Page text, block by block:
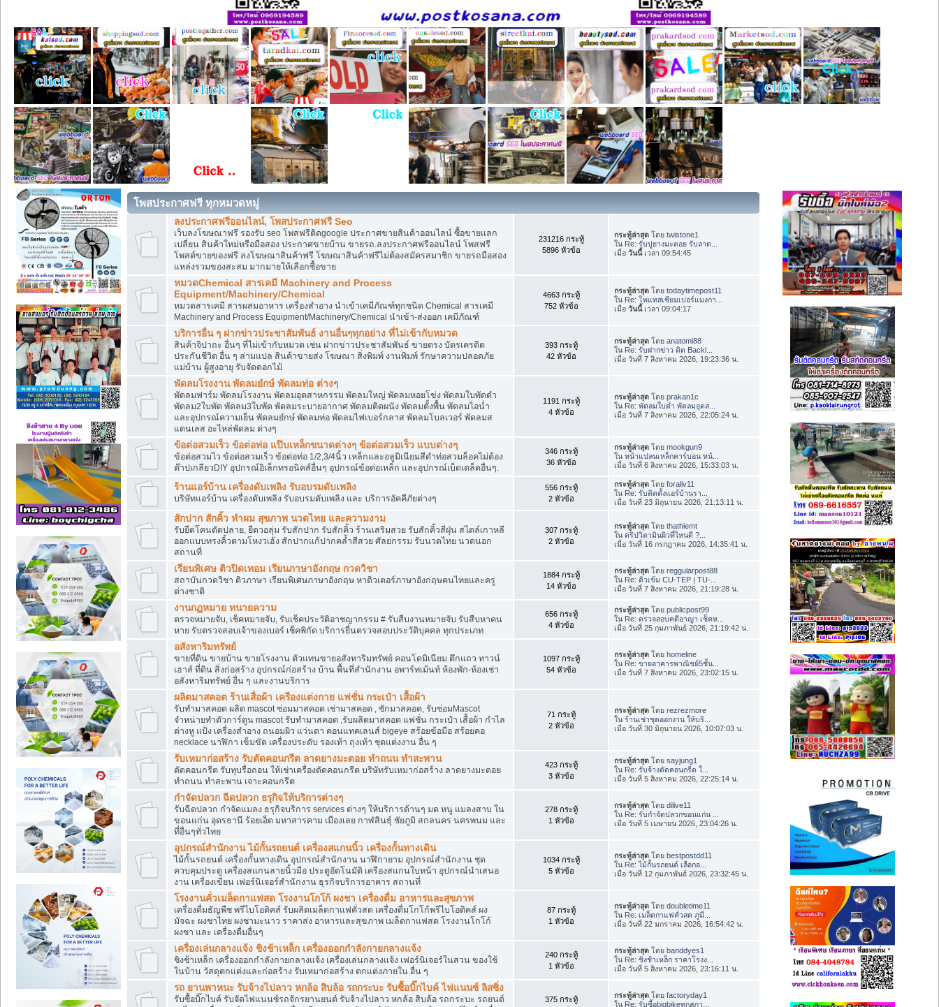
โพสประกาศฟรี ทุกหมวดหมู่
ลงประกาศฟรีออนไลน์, โพสประกาศฟรี Seo
เว็บลงโฆษณาฟรี รองรับ seo โพสฟรีติดgoogle ประกาศขายสินค้าออนไลน์ ซื้อขายแลก
เปลี่ยน สินค้าใหม่หรือมือสอง ประกาศขายบ้าน ขายรถ.ลงประกาศฟรีออนไลน์ โพสฟรี
โพสต์ขายของฟรี ลงโฆษณาสินค้าฟรี โฆษณาสินค้าฟรีไม่ต้องสมัครสมาชิก ขายรถมือสอง
แหล่งรวมของสะสม มากมายให้เลือกซื้อขาย
231216 กระทู้
5896 หัวข้อ
กระทู้ล่าสุด โดยtwistone1
ใน Re: รับปูยางมะตอย รับลาด...
เมื่อวันนี้เวลา 09:54:45
หมวดChemical สารเคมี Machinery and Process
Equipment/Machinery/Chemical
หมวดสารเคมี สารผสมอาหาร เครื่องสำอาง นำเข้าเคมีภัณฑ์ทุกชนิด Chemical สารเคมี
Machinery and Process Equipment/Machinery/Chemical นำเข้า-ส่งออก เคมีภัณฑ์
4663 กระทู้
752 หัวข้อ
กระทู้ล่าสุด โดยtodaytimepost11
ใน Re: โพแทสเซียมเปอร์แมงกา...
เมื่อวันนี้เวลา 09:04:17
บริการอื่น ๆ ฝากข่าวประชาสัมพันธ์ งานอื่นๆทุกอย่าง ที่ไม่เข้ากับหมวด
สินค้าจิปาถะ อื่นๆ ที่ไม่เข้ากับหมวด เช่น ฝากข่าวประชาสัมพันธ์ ขายตรง บัตรเครดิต
ประกันชีวิต อื่น ๆ ล่ามแปล สินค้าขายส่ง โฆษณา สิ่งพิมพ์ งานพิมพ์ รักษาความปลอดภัย
แม่บ้าน ผู้สูงอายุ รับจัดดอกไม้
393 กระทู้
42 หัวข้อ
กระทู้ล่าสุด โดยanatomi88
ใน Re: รับฝากข่าว ติด Backl...
เมื่อ วันที่ 7 สิงหาคม 2026, 19:23:36 น.
พัดลมโรงงาน พัดลมยํกษ์ พัดลมท่อ ต่างๆ
พัดลมฟาร์ม พัดลมโรงงาน พัดลมอุตสาหกรรม พัดลมใหญ่ พัดลมหอยโข่ง พัดลมใบพัดดำ
พัดลม2ใบพัด พัดลม3ใบพัด พัดลมระบายอากาศ พัดลมติดผนัง พัดลมตั้งพื้น พัดลมไอน่ำ
และอุปกรณ์ความเย็น พัดลมยํกษ์ พัดลมท่อ พัดลมไฟเบอร์กลาส พัดลมโบลเวอร์ พัดลมส
แตนเลส อะไหล่พัดลม ต่างๆ
1191 กระทู้
4 หัวข้อ
กระทู้ล่าสุด โดยprakan1c
ใน Re: พัดลมใบดำ พัดลมอุตส...
เมื่อ วันที่ 7 สิงหาคม 2026, 22:05:24 น.
ข้อต่อสวมเร็ว ข้อต่อท่อ แป๊บเหล็กขนาดต่างๆ ข้อต่อสวมเร็ว แบบต่างๆ
ข้อต่อสวมไว ข้อต่อสวมเร็ว ข้อต่อท่อ 1/2,3/4นิ้ว เหล็กและอลูมิเนียมสีดำท่อสวมล็อคไม่ต้อง
ต๊าปเกลียวDIY อุปกรณ์อิเล็กทรอนิคส์อื่นๆ อุปกรณ์ข้อต่อเหล็ก และอุปกรณ์เบ็ดเตล็ดอื่นๆ.
346 กระทู้
36 หัวข้อ
กระทู้ล่าสุด โดยmookgun9
ในหน้าแปลนเหล็กคาร์บอน หน้...
เมื่อ วันที่ 6 สิงหาคม 2026, 15:33:03 น.
ร้านแอร์บ้าน เครื่องดับเพลิง รับอบรมดับเพลิง
บริษัทแอร์บ้าน เครื่องดับเพลิง รับอบรมดับเพลิง และ บริการอัคคีภัยต่างๆ
556 กระทู้
2 หัวข้อ
กระทู้ล่าสุด โดยforaliv11
ใน Re: รับติดตั้งแอร์บ้านรา...
เมื่อ วันที่ 23 มิถุนายน 2026, 21:13:11 น.
สักปาก สักคิ้ว ทำผม สุขภาพ นวดไทย และความงาม
รับยืดโคนดัดปลาย, ยืดวอลุ่ม รับสักปาก รับสักคิ้ว ร้านเสริมสวย รับสักคิ้วสีฝุ่น สไตล์เกาหลี
ออกแบบทรงคิ้วตามโหงวเฮ้ง สักปากแก้ปากคล้ำสีสวย ศัลยกรรม รับนวดไทย นวดนอก
สถานที่
307 กระทู้
2 หัวข้อ
กระทู้ล่าสุด โดยthathiemt
ในดริปวิตามินผิวที่ไหนดี ?...
เมื่อ วันที่ 16 กรกฎาคม 2026, 14:35:41 น.
เรียนพิเศษ ติวปิดเทอม เรียนภาษาอังกฤษ กวดวิชา
สถาบันกวดวิชา ติวภาษา เรียนพิเศษภาษาอังกฤษ หาติวเตอร์ภาษาอังกฤษคนไทยและครู
ต่างชาติ
1884 กระทู้
14 หัวข้อ
กระทู้ล่าสุด โดยreggularpost88
ใน Re: ติวเข้ม CU-TEP | TU-...
เมื่อ วันที่ 7 สิงหาคม 2026, 21:19:28 น.
งานกฏหมาย ทนายความ
ตรวจหมายจับ, เช็คหมายจับ, รับเช็คประวัติอาชญากรรม # รับสืบงานหมายจับ รับสืบหาคน
หาย รับตรวจสอบเจ้าของเบอร์ เช็คพิกัด บริการยื่นตรวจสอบประวัติบุคคล ทุกประเภท
656 กระทู้
4 หัวข้อ
กระทู้ล่าสุด โดยpublicpost99
ใน Re: ตรวจสอบคดีอาญา เช็คห...
เมื่อ วันที่ 25 กุมภาพันธ์ 2026, 21:19:42 น.
อสังหาริมทรัพย์
ขายที่ดิน ขายบ้าน ขายโรงงาน ตัวแทนขายอสังหาริมทรัพย์ คอนโดมิเนียม ตึกแถว ทาวน์
เฮาส์ ที่ดิน สิ่งก่อสร้าง อุปกรณ์ก่อสร้าง บ้าน พื้นที่สำนักงาน อพาร์ทเม้นท์ ห้องพัก-ห้องเช่า
อสังหาริมทรัพย์ อื่น ๆ และงานบริการ
1097 กระทู้
54 หัวข้อ
กระทู้ล่าสุด โดยhomeline
ใน Re: ขายอาคารพาณิชย์5ชั้น...
เมื่อ วันที่ 7 สิงหาคม 2026, 23:02:15 น.
ผลิตมาสคอต ร้านเสื่อผ้า เครืองแต่งกาย แฟชั่น กระเป๋า เสื้อผ้า
รับทำมาสคอต ผลิต mascot ซ่อมมาสคอต เช่ามาสคอต , ซักมาสคอต, รับซ่อมMascot
จำหน่ายทำตัวการ์ตูน mascot รับทำมาสคอต ,รับผลิตมาสคอต แฟชั่น กระเป๋า เสื้อผ้า กำไล
ต่างหู แป้ง เครื่องสำอาง ถนอมผิว แว่นตา คอนแทคเลนส์ bigeye สร้อยข้อมือ สร้อยคอ
necklace นาฬิกา เข็มขัด เครื่องประดับ รองเท้า ถุงเท้า ชุดแต่งงาน อื่น ๆ
71 กระทู้
2 หัวข้อ
กระทู้ล่าสุด โดยrezrezmore
ในร้านเช่าชุดออกงาน ให้บริ...
เมื่อ วันที่ 30 มิถุนายน 2026, 10:07:03 น.
รับเหมาก่อสร้าง รับตัดคอนกรีต ลาดยางมะตอย ทำถนน ทำสะพาน
ตัดคอนกรีต รับทุบรื่อถอน ให้เช่าเครื่องตัดคอนกรีต บริษัทรับเหมาก่อสร้าง ลาดยางมะตอย
ทำถนน ทำสะพาน เจาะคอนกรีต
423 กระทู้
3 หัวข้อ
กระทู้ล่าสุด โดยsayjung1
ใน Re: รับจ้างตัดคอนกรีต ใ...
เมื่อ วันที่ 5 สิงหาคม 2026, 22:25:14 น.
กำจัดปลวก ฉีดปลวก ธรุกิจให้บริการต่างๆ
รับฉีดปลวก กำจัดแมลง ธรุกิจบริการ services ต่างๆ ให้บริการด้านๆ มด หนู แมลงสาบ ใน
ขอนแก่น อุดรธานี ร้อยเอ็ด มหาสารคาม เมืองเลย กาฬสินธุ์ ชัยภูมิ สกลนคร นครพนม และ
ที่อื่นๆทั่วไทย
278 กระทู้
1 หัวข้อ
กระทู้ล่าสุด โดยdilive11
ใน Re: รับกำจัดปลวกขอนแก่น ...
เมื่อ วันที่ 5 เมษายน 2026, 23:04:26 น.
อุปกรณ์สำนักงาน ไม้กั้นรถยนต์ เครื่องสแกนนิ้ว เครื่องกั้นทางเดิน
ไม้กั้นรถยนต์ เครื่องกั้นทางเดิน อุปกรณ์สำนักงาน นาฬิกายาม อุปกรณ์สำนักงาน ชุด
ควบคุมประตู เครื่องสแกนลายนิ้วมือ ประตูอัตโนมัติ เครืองสแกนใบหน้า อุปกรณ์นำเสนอ
งาน เครื่องเขียน เฟอร์นิเจอร์สำนักงาน ธุรกิจบริการอาคาร สถานที่
1034 กระทู้
5 หัวข้อ
กระทู้ล่าสุด โดยbestpostdd11
ใน Re: ไม้กั้นรถยนต์ เลือกอ...
เมื่อ วันที่ 12 กุมภาพันธ์ 2026, 23:32:45 น.
โรงงานคั่วเมล็ดกาแฟสด โรงงานโกโก้ ผงชา เครื่องดื่ม อาหารและสุขภาพ
เครื่องดื่มธัญพืช พรีไบโอติคส์ รับผลิตเมล็ดกาแฟคั่วสด เครื่องดื่มโกโก้พรีไบโอติคส์ ผง
มัจฉะ ผงชาไทย ผงชามะนาว ราคาส่ง อาหารและสุขภาพ เมล็ดกาแฟสด โรงงานโกโก้
ผงชา และ เครื่องดื่มอื่นๆ
87 กระทู้
1 หัวข้อ
กระทู้ล่าสุด โดยdoubletime11
ใน Re: เมล็ดกาแฟคั่วสด ภูมี...
เมื่อ วันที่ 22 มกราคม 2026, 16:54:42 น.
เครื่องเล่นกลางแจ้ง ชิงช้าเหล็ก เครื่องออกกำลังกายกลางแจ้ง
ชิงช้าเหล็ก เครื่องออกกำลังกายกลางแจ้ง เครื่องเล่นกลางแจ้ง เฟอร์นิเจอร์ในสวน ของใช้
ในบ้าน วัสดุตกแต่งและก่อสร้าง รับเหมาก่อสร้าง ตกแต่งภายใน อื่น ๆ
240 กระทู้
1 หัวข้อ
กระทู้ล่าสุด โดยbanddyes1
ใน Re: ชิงช้าเหล็ก ราคาโรงง...
เมื่อ วันที่ 5 สิงหาคม 2026, 23:16:11 น.
รถ ยานพาหนะ รับจ้างไปลาว หกล้อ สิบล้อ รถกระบะ รับซื้อบิ๊กไบค์ ไฟแนนซ์ ลิสซิ่ง
รับซื้อบิ๊กไบค์ รับจัดไฟแนนซ์รถจักรยานยนต์ รับจ้างไปลาว หกล้อ สิบล้อ รถกระบะ รถยนต์
375 กระทู้
กระทู้ล่าสุด โดยfactoryday1
ใน Re: รับซื้อbigbikeทุกสภา...